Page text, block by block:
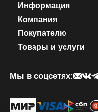
Информация
Компания
Покупателю
Товары и услуги
Мы в соцсетях: